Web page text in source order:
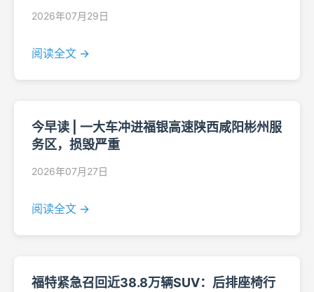
2026年07月29日
阅读全文 →
今早读 | 一大车冲进福银高速陕西咸阳彬州服
务区，损毁严重
2026年07月27日
阅读全文 →
福特紧急召回近38.8万辆SUV：后排座椅行